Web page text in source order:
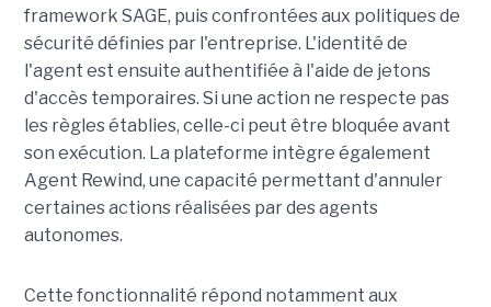
framework SAGE, puis confrontées aux politiques de
sécurité définies par l'entreprise. L'identité de
l'agent est ensuite authentifiée à l'aide de jetons
d'accès temporaires. Si une action ne respecte pas
les règles établies, celle-ci peut être bloquée avant
son exécution. La plateforme intègre également
Agent Rewind, une capacité permettant d'annuler
certaines actions réalisées par des agents
autonomes.
Cette fonctionnalité répond notamment aux